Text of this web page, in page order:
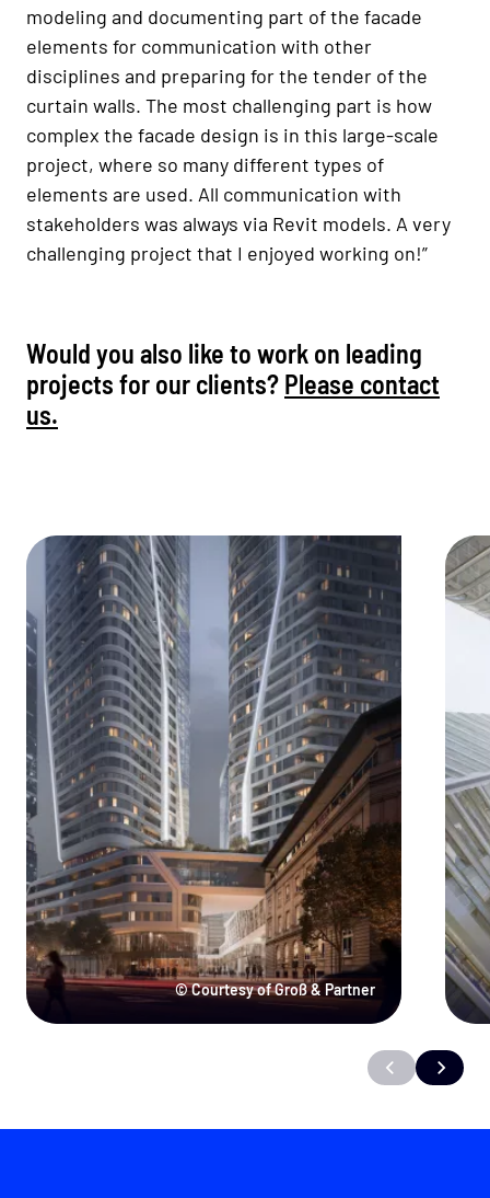
modeling and documenting part of the facade
elements for communication with other
disciplines and preparing for the tender of the
curtain walls. The most challenging part is how
complex the facade design is in this large-scale
project, where so many different types of
elements are used. All communication with
stakeholders was always via Revit models. A very
challenging project that I enjoyed working on!”
Would you also like to work on leading
projects for our clients? Please contact
us.
© Courtesy of Groß & Partner